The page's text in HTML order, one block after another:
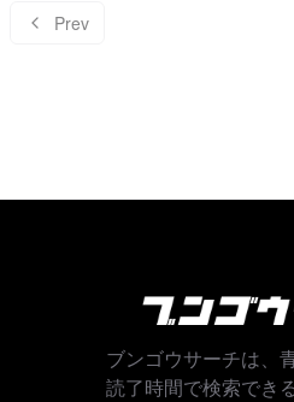
Prev
ブンゴウサーチは、
読了時間で検索でき